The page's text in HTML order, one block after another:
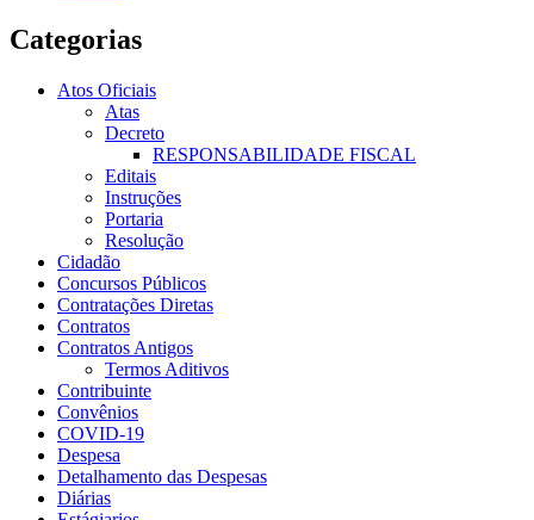
Categorias
Atos Oficiais
Atas
Decreto
RESPONSABILIDADE FISCAL
Editais
Instruções
Portaria
Resolução
Cidadão
Concursos Públicos
Contratações Diretas
Contratos
Contratos Antigos
Termos Aditivos
Contribuinte
Convênios
COVID-19
Despesa
Detalhamento das Despesas
Diárias